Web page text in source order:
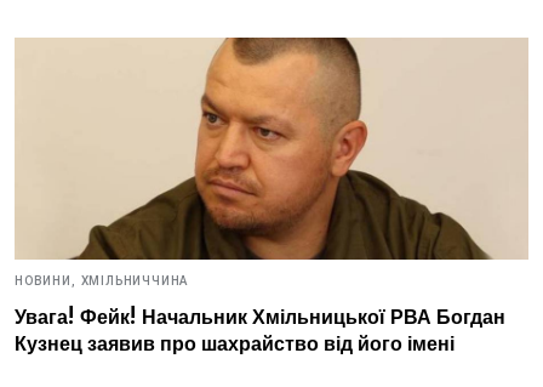
НОВИНИ, ХМІЛЬНИЧЧИНА
Увага! Фейк! Начальник Хмільницької РВА Богдан
Кузнец заявив про шахрайство від його імені